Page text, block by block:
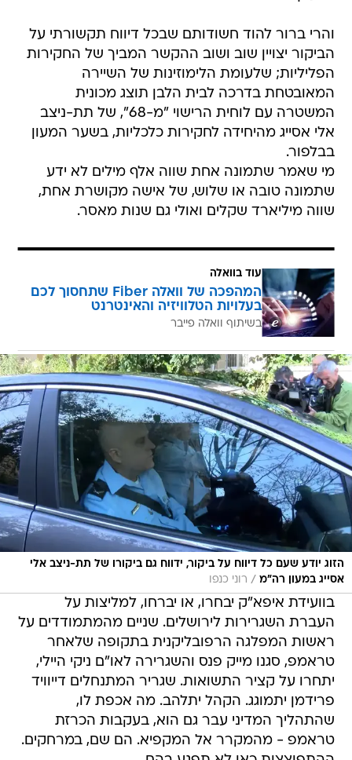
והרי ברור להוד חשודותם שבכל דיווח תקשורתי על
הביקור יצויין שוב ושוב ההקשר המביך של החקירות
הפליליות; שלעומת הלימוזינות של השיירה
המאובטחת בדרכה לבית הלבן תוצג מכונית
המשטרה עם לוחית הרישוי "מ-68", של תת-ניצב
אלי אסייג מהיחידה לחקירות כלכליות, בשער המעון
בבלפור.
מי שאמר שתמונה אחת שווה אלף מילים לא ידע
שתמונה טובה או שלוש, של אישה מקושרת אחת,
שווה מיליארד שקלים ואולי גם שנות מאסר.
עוד בוואלה
המהפכה של וואלה Fiber שתחסוך לכם
בעלויות הטלוויזיה והאינטרנט
בשיתוף וואלה פייבר
הזוג יודע שעם כל דיווח על ביקור, ידווח גם ביקורו של תת-ניצב אלי
אסייג במעון רה"מ / רוני כנפו
בוועידת איפא"ק יבחרו, או יברחו, למליצות על
העברת השגרירות לירושלים. שניים מהמתמודדים על
ראשות המפלגה הרפובליקנית בתקופה שלאחר
טראמפ, סגנו מייק פנס והשגרירה לאו"ם ניקי היילי,
יתחרו על קציר התשואות. שגריר המתנחלים דייוויד
פרידמן יתמוגג. הקהל יתלהב. מה אכפת לו,
שהתהליך המדיני עבר גם הוא, בעקבות הכרזת
טראמפ - מהמקרר אל המקפיא. הם שם, במרחקים.